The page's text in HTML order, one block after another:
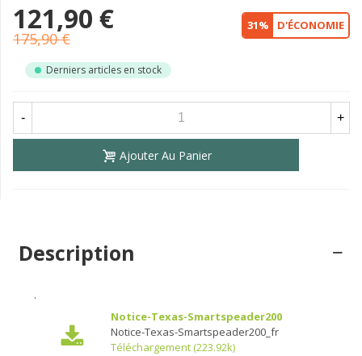
121,90 €
175,90 €
31% D'ÉCONOMIE
Derniers articles en stock
- +
Ajouter Au Panier
Description
.
Notice-Texas-Smartspeader200
Notice-Texas-Smartspeader200_fr
Téléchargement (223.92k)